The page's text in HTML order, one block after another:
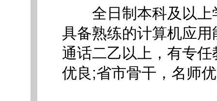
全日制本科及以上
具备熟练的计算机应
通话二乙以上，有专
优良;省市骨干，名师